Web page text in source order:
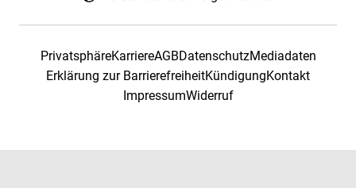
PrivatsphäreKarriereAGBDatenschutzMediadaten
Erklärung zur BarrierefreiheitKündigungKontakt
ImpressumWiderruf